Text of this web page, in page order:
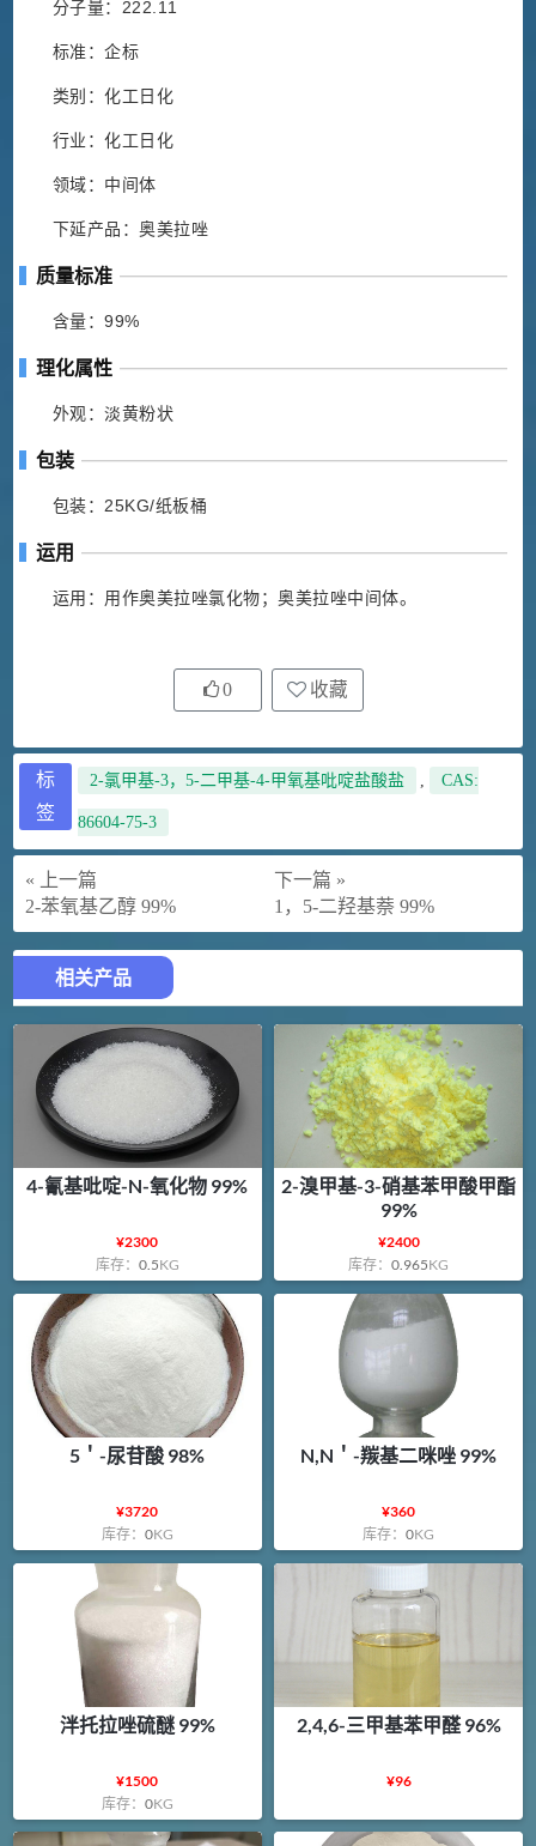
分子量：222.11
标准：企标
类别：化工日化
行业：化工日化
领域：中间体
下延产品：奥美拉唑
质量标准
含量：99%
理化属性
外观：淡黄粉状
包装
包装：25KG/纸板桶
运用
运用：用作奥美拉唑氯化物；奥美拉唑中间体。
0 收藏
标
签
2-氯甲基-3，5-二甲基-4-甲氧基吡啶盐酸盐 , CAS:
86604-75-3
« 上一篇
2-苯氧基乙醇 99%
下一篇 »
1，5-二羟基萘 99%
相关产品
4-氰基吡啶-N-氧化物 99%
¥2300
库存： 0.5KG
2-溴甲基-3-硝基苯甲酸甲酯
99%
¥2400
库存：0.965KG
5＇-尿苷酸 98%
¥3720
库存： 0KG
N,N＇-羰基二咪唑 99%
¥360
库存：0KG
泮托拉唑硫醚 99%
¥1500
库存： 0KG
2,4,6-三甲基苯甲醛 96%
¥96